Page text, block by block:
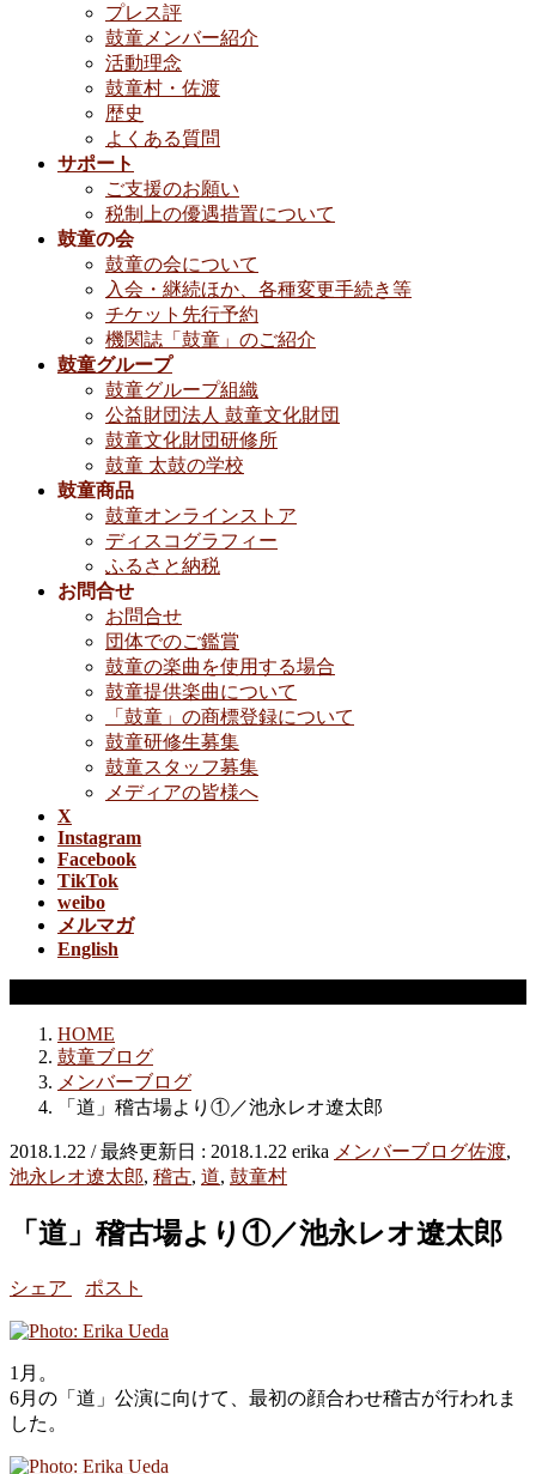
プレス評
鼓童メンバー紹介
活動理念
鼓童村・佐渡
歴史
よくある質問
サポート
ご支援のお願い
税制上の優遇措置について
鼓童の会
鼓童の会について
入会・継続ほか、各種変更手続き等
チケット先行予約
機関誌「鼓童」のご紹介
鼓童グループ
鼓童グループ組織
公益財団法人 鼓童文化財団
鼓童文化財団研修所
鼓童 太鼓の学校
鼓童商品
鼓童オンラインストア
ディスコグラフィー
ふるさと納税
お問合せ
お問合せ
団体でのご鑑賞
鼓童の楽曲を使用する場合
鼓童提供楽曲について
「鼓童」の商標登録について
鼓童研修生募集
鼓童スタッフ募集
メディアの皆様へ
X
Instagram
Facebook
TikTok
weibo
メルマガ
English
HOME
鼓童ブログ
メンバーブログ
「道」稽古場より①／池永レオ遼太郎
2018.1.22 / 最終更新日 : 2018.1.22 erika メンバーブログ佐渡,
池永レオ遼太郎, 稽古, 道, 鼓童村
「道」稽古場より①／池永レオ遼太郎
シェア ポスト
1月。
6月の「道」公演に向けて、最初の顔合わせ稽古が行われま
した。